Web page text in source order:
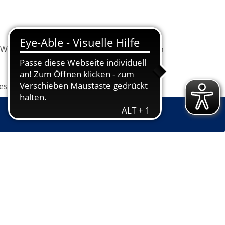
Warenkorb Information Programm
Grundbildung Jugendkunstschule